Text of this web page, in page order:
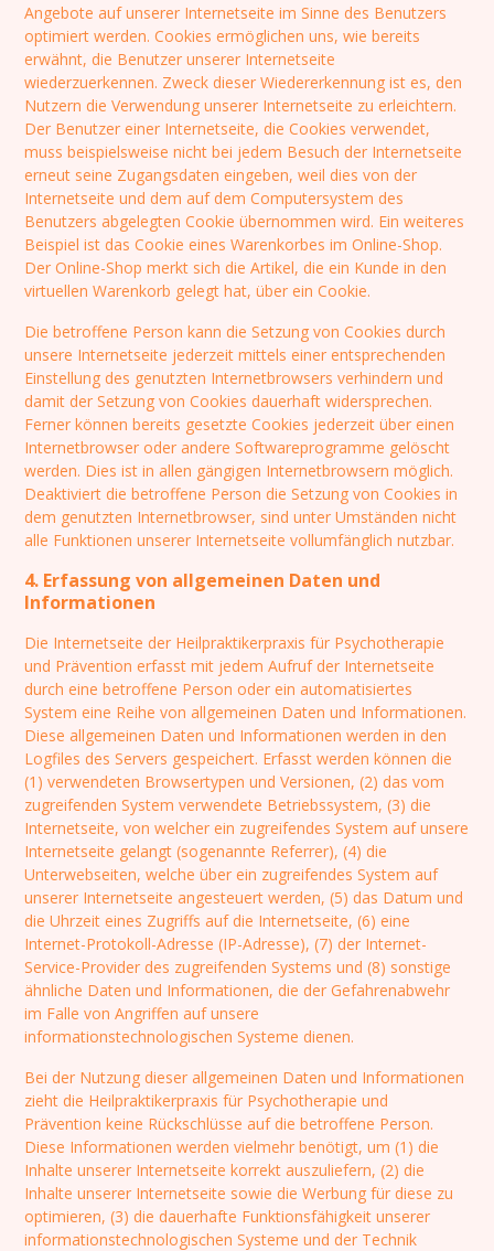
Angebote auf unserer Internetseite im Sinne des Benutzers
optimiert werden. Cookies ermöglichen uns, wie bereits
erwähnt, die Benutzer unserer Internetseite
wiederzuerkennen. Zweck dieser Wiedererkennung ist es, den
Nutzern die Verwendung unserer Internetseite zu erleichtern.
Der Benutzer einer Internetseite, die Cookies verwendet,
muss beispielsweise nicht bei jedem Besuch der Internetseite
erneut seine Zugangsdaten eingeben, weil dies von der
Internetseite und dem auf dem Computersystem des
Benutzers abgelegten Cookie übernommen wird. Ein weiteres
Beispiel ist das Cookie eines Warenkorbes im Online-Shop.
Der Online-Shop merkt sich die Artikel, die ein Kunde in den
virtuellen Warenkorb gelegt hat, über ein Cookie.
Die betroffene Person kann die Setzung von Cookies durch
unsere Internetseite jederzeit mittels einer entsprechenden
Einstellung des genutzten Internetbrowsers verhindern und
damit der Setzung von Cookies dauerhaft widersprechen.
Ferner können bereits gesetzte Cookies jederzeit über einen
Internetbrowser oder andere Softwareprogramme gelöscht
werden. Dies ist in allen gängigen Internetbrowsern möglich.
Deaktiviert die betroffene Person die Setzung von Cookies in
dem genutzten Internetbrowser, sind unter Umständen nicht
alle Funktionen unserer Internetseite vollumfänglich nutzbar.
4. Erfassung von allgemeinen Daten und
Informationen
Die Internetseite der Heilpraktikerpraxis für Psychotherapie
und Prävention erfasst mit jedem Aufruf der Internetseite
durch eine betroffene Person oder ein automatisiertes
System eine Reihe von allgemeinen Daten und Informationen.
Diese allgemeinen Daten und Informationen werden in den
Logfiles des Servers gespeichert. Erfasst werden können die
(1) verwendeten Browsertypen und Versionen, (2) das vom
zugreifenden System verwendete Betriebssystem, (3) die
Internetseite, von welcher ein zugreifendes System auf unsere
Internetseite gelangt (sogenannte Referrer), (4) die
Unterwebseiten, welche über ein zugreifendes System auf
unserer Internetseite angesteuert werden, (5) das Datum und
die Uhrzeit eines Zugriffs auf die Internetseite, (6) eine
Internet-Protokoll-Adresse (IP-Adresse), (7) der Internet-
Service-Provider des zugreifenden Systems und (8) sonstige
ähnliche Daten und Informationen, die der Gefahrenabwehr
im Falle von Angriffen auf unsere
informationstechnologischen Systeme dienen.
Bei der Nutzung dieser allgemeinen Daten und Informationen
zieht die Heilpraktikerpraxis für Psychotherapie und
Prävention keine Rückschlüsse auf die betroffene Person.
Diese Informationen werden vielmehr benötigt, um (1) die
Inhalte unserer Internetseite korrekt auszuliefern, (2) die
Inhalte unserer Internetseite sowie die Werbung für diese zu
optimieren, (3) die dauerhafte Funktionsfähigkeit unserer
informationstechnologischen Systeme und der Technik